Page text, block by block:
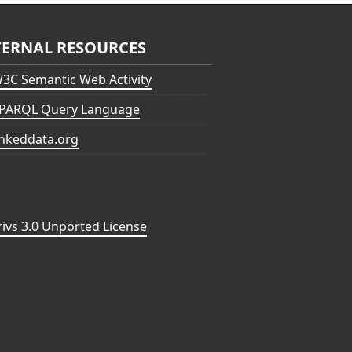
RESOURCES
Semantic Web Activity
Query Language
3.0 Unported License